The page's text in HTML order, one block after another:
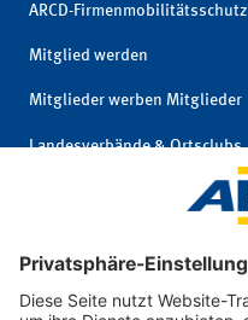
ARCD-Firmenmobilitätsschutz
Mitglied werden
Mitglieder werben Mitglieder
Landesverbände & Ortsclubs
Mitgliedschaft kündigen